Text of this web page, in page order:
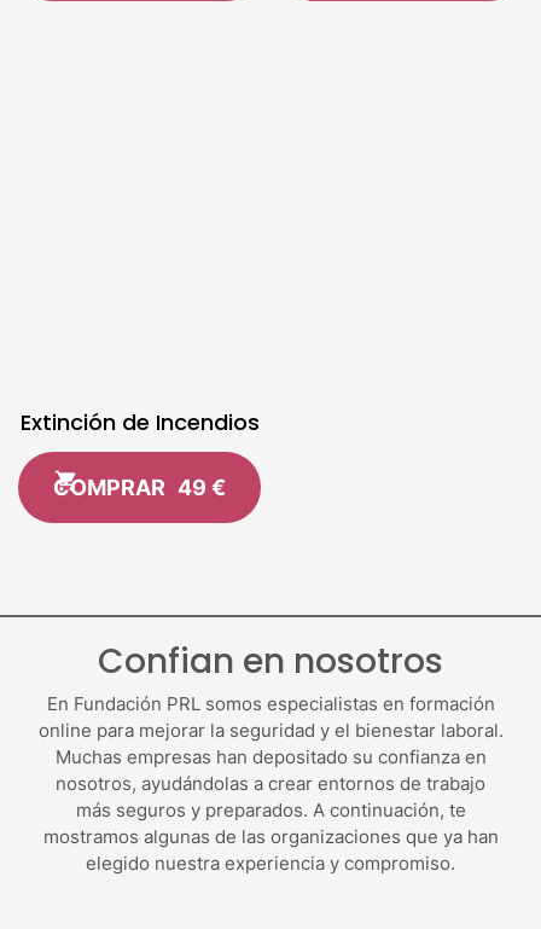
Extinción de Incendios
COMPRAR 49 €
Confian en nosotros
En Fundación PRL somos especialistas en formación
online para mejorar la seguridad y el bienestar laboral.
Muchas empresas han depositado su confianza en
nosotros, ayudándolas a crear entornos de trabajo
más seguros y preparados. A continuación, te
mostramos algunas de las organizaciones que ya han
elegido nuestra experiencia y compromiso.